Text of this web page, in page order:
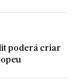
poderá criar